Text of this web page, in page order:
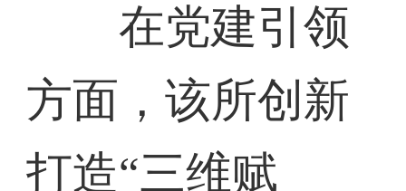
在党建引领
方面，该所创新
打造“三维赋